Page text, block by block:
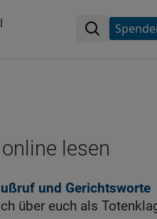
lesen
und Gerichtsworte
über euch als